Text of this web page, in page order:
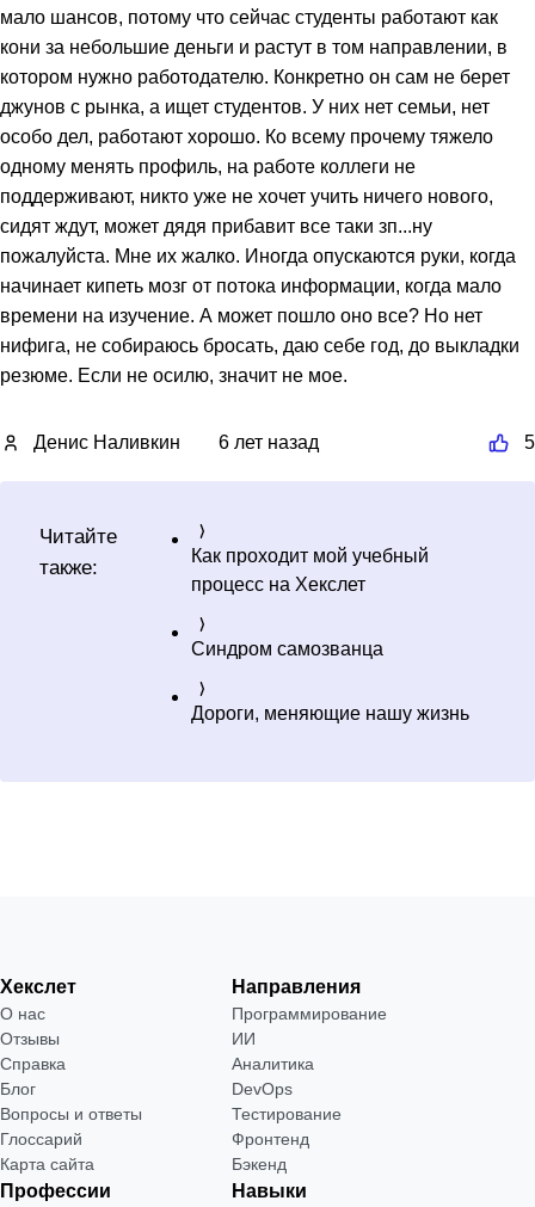
мало шансов, потому что сейчас студенты работают как
кони за небольшие деньги и растут в том направлении, в
котором нужно работодателю. Конкретно он сам не берет
джунов с рынка, а ищет студентов. У них нет семьи, нет
особо дел, работают хорошо. Ко всему прочему тяжело
одному менять профиль, на работе коллеги не
поддерживают, никто уже не хочет учить ничего нового,
сидят ждут, может дядя прибавит все таки зп...ну
пожалуйста. Мне их жалко. Иногда опускаются руки, когда
начинает кипеть мозг от потока информации, когда мало
времени на изучение. А может пошло оно все? Но нет
нифига, не собираюсь бросать, даю себе год, до выкладки
резюме. Если не осилю, значит не мое.
Денис Наливкин 6 лет назад 5
Читайте
также:
Как проходит мой учебный
процесс на Хекслет
Синдром самозванца
Дороги, меняющие нашу жизнь
Хекслет
О нас
Отзывы
Справка
Блог
Вопросы и ответы
Глоссарий
Карта сайта
Направления
Программирование
ИИ
Аналитика
DevOps
Тестирование
Фронтенд
Бэкенд
Профессии Навыки